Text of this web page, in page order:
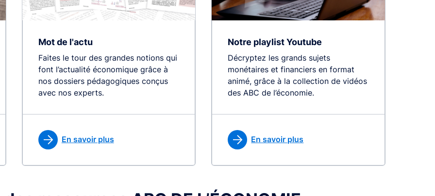
Mot de l'actu
Faites le tour des grandes notions qui
font l’actualité économique grâce à
nos dossiers pédagogiques conçus
avec nos experts.
En savoir plus
Notre playlist Youtube
Décryptez les grands sujets
monétaires et financiers en format
animé, grâce à la collection de vidéos
des ABC de l’économie.
En savoir plus